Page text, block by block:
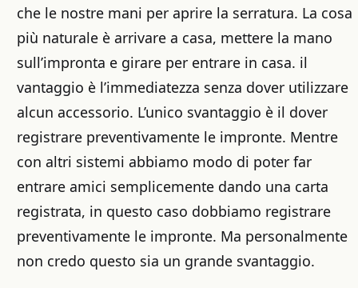
che le nostre mani per aprire la serratura. La cosa
più naturale è arrivare a casa, mettere la mano
sull’impronta e girare per entrare in casa. il
vantaggio è l’immediatezza senza dover utilizzare
alcun accessorio. L’unico svantaggio è il dover
registrare preventivamente le impronte. Mentre
con altri sistemi abbiamo modo di poter far
entrare amici semplicemente dando una carta
registrata, in questo caso dobbiamo registrare
preventivamente le impronte. Ma personalmente
non credo questo sia un grande svantaggio.